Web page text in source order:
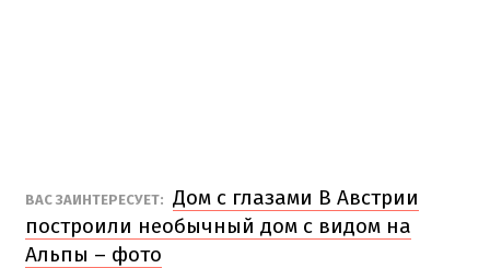
ВАС ЗАИНТЕРЕСУЕТ: Дом с глазами В Австрии
построили необычный дом с видом на
Альпы – фото